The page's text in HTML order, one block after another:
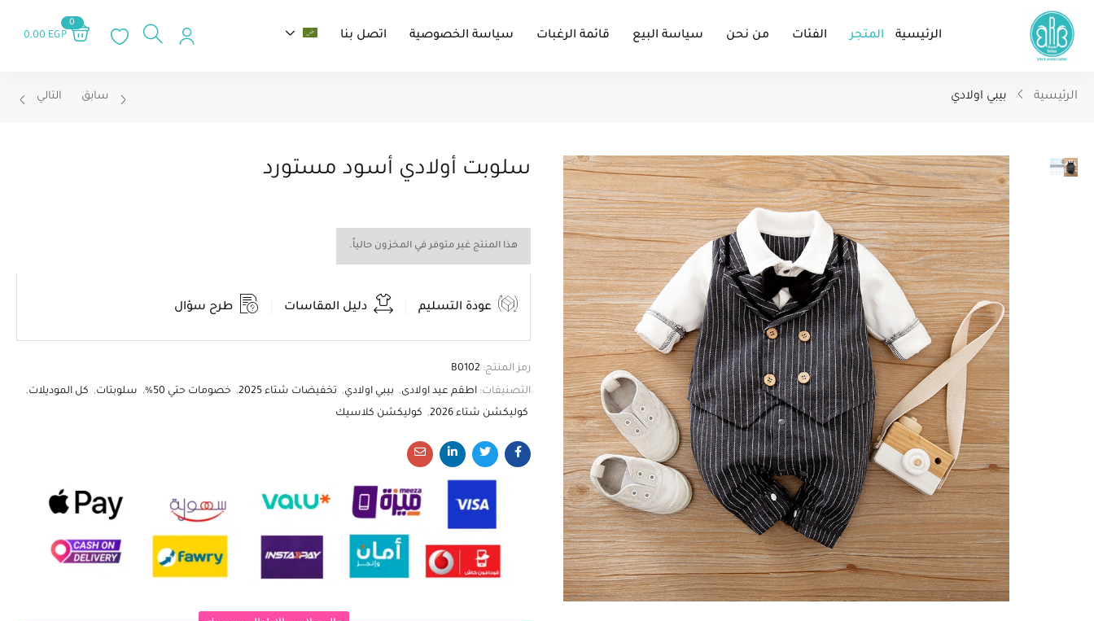
الرئيسية المتجر الفئات من نحن سياسة البيع قائمة الرغبات سياسة الخصوصية اتصل بنا
0
0,00 EGP
الرئيسية بيبي اولادي سابق التالي
سلوبت أولادي أسود مستورد
هذا المنتج غير متوفر في المخزون حالياً.
عودة التسليم دليل المقاسات طرح سؤال
رمز المنتج: B0102
التصنيفات: اطقم عيد اولادى, بيبي اولادي, تخفيضات شتاء 2025 , خصومات حتي 50% , سلوبتات, كل الموديلات,
كوليكشن شتاء 2026
, كوليكشن كلاسيك